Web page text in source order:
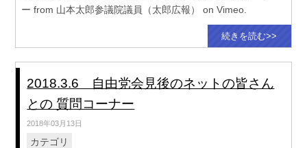
ー from 山本太郎参議院議員（太郎広報） on Vimeo.
続きを読む>>
2018.3.6 自由党会見後のネットの皆さん
との 質問コーナー
2018年03月13日
カテゴリ